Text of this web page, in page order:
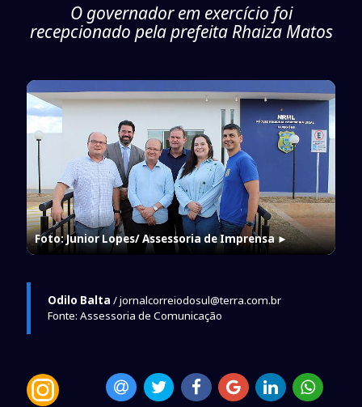
O governador em exercício foi
recepcionado pela prefeita Rhaiza Matos
Foto: Junior Lopes/ Assessoria de Imprensa►
Odilo Balta / jornalcorreiodosul@terra.com.br
Fonte: Assessoria de Comunicação